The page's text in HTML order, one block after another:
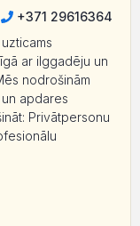
+371 29616364
ar ilggadēju un
nodrošinām
apdares
Privātpersonu